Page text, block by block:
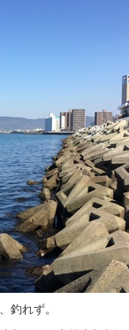
釣れず。